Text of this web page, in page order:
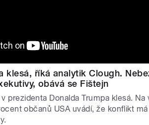
klesá, říká analytik Clough.
obává se Fištejn
prezidenta Donalda Trumpa klesá.
občanů USA uvádí, že konflikt